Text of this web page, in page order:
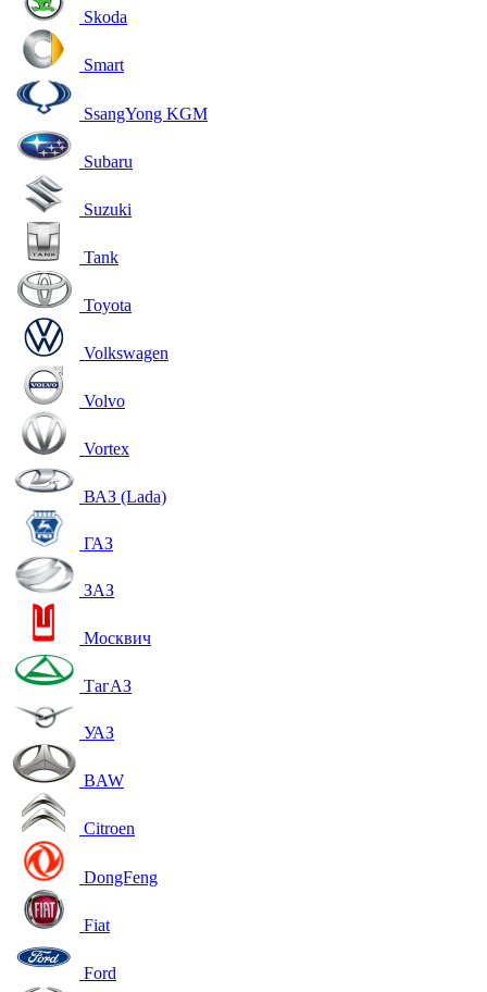
Skoda
Smart
SsangYong KGM
Subaru
Suzuki
Tank
Toyota
Volkswagen
Volvo
Vortex
ВАЗ (Lada)
ГАЗ
ЗАЗ
Москвич
ТагАЗ
УАЗ
BAW
Citroen
DongFeng
Fiat
Ford